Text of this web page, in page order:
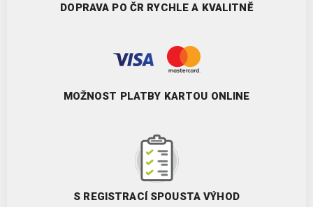
DOPRAVA PO ČR RYCHLE A KVALITNĚ
MOŽNOST PLATBY KARTOU ONLINE
S REGISTRACÍ SPOUSTA VÝHOD